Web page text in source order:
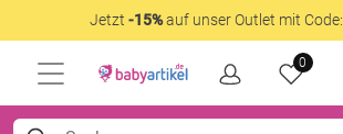
Jetzt -15%auf unser Outlet mit Code:
0